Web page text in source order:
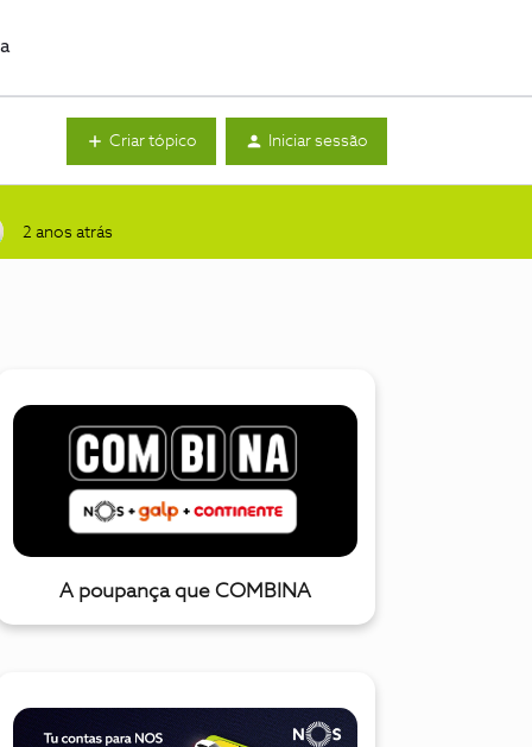
Criar tópico Iniciar sessão
2 anos atrás
A poupança que COMBINA